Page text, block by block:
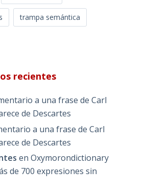
trampa semántica
recientes
a una frase de Carl
de Descartes
a una frase de Carl
de Descartes
en Oxymorondictionary
de 700 expresiones sin